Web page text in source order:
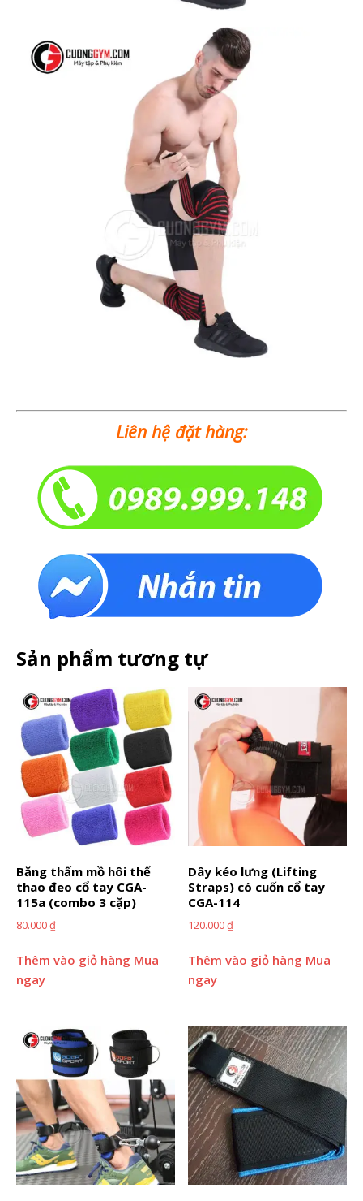
Liên hệ đặt hàng:
Sản phẩm tương tự
Băng thấm mồ hôi thể
thao đeo cổ tay CGA-
115a (combo 3 cặp)
80.000₫
Thêm vào giỏ hàng Mua
ngay
Dây kéo lưng (Lifting
Straps) có cuốn cổ tay
CGA-114
120.000₫
Thêm vào giỏ hàng Mua
ngay